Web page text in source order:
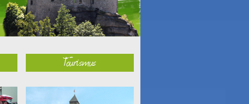
Tourismus